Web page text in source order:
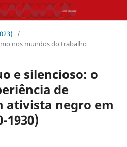
/
nos mundos do trabalho
e silencioso: o
de
ativista negro em
1930)